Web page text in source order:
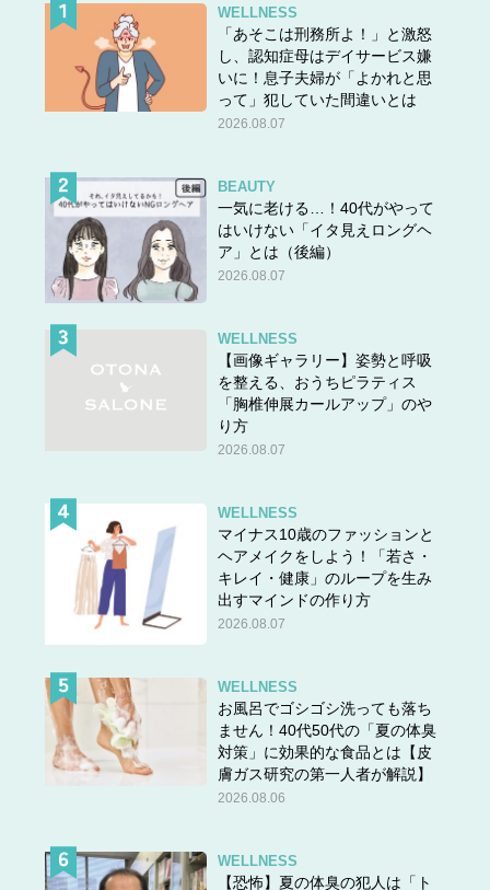
WELLNESS
「あそこは刑務所よ！」と激怒
し、認知症母はデイサービス嫌
いに！息子夫婦が「よかれと思
って」犯していた間違いとは
2026.08.07
BEAUTY
一気に老ける…！40代がやって
はいけない「イタ見えロングヘ
ア」とは（後編）
2026.08.07
WELLNESS
【画像ギャラリー】姿勢と呼吸
を整える、おうちピラティス
「胸椎伸展カールアップ」のや
り方
2026.08.07
WELLNESS
マイナス10歳のファッションと
ヘアメイクをしよう！「若さ・
キレイ・健康」のループを生み
出すマインドの作り方
2026.08.07
WELLNESS
お風呂でゴシゴシ洗っても落ち
ません！40代50代の「夏の体臭
対策」に効果的な食品とは【皮
膚ガス研究の第一人者が解説】
2026.08.06
WELLNESS
【恐怖】夏の体臭の犯人は「ト